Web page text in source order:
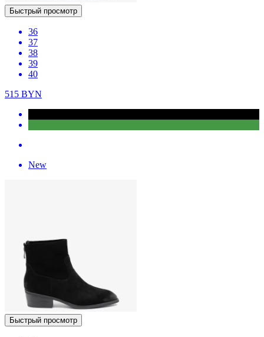
Быстрый просмотр
36
37
38
39
40
515 BYN
New
Быстрый просмотр